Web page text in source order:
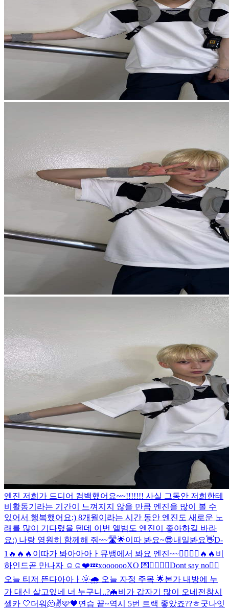
엔진 저희가 드디어 컴백했어요~~!!!!!!! 사실 그동안 저희한테
비활동기라는 기간이 느껴지지 않을 만큼 엔진을 많이 볼 수
있어서 행복했어요:) 8개월이라는 시간 동안 엔진도 새로운 노
래를 많이 기다렸을 텐데 이번 앨범도 엔진이 좋아하길 바라
요:) 나랑 영원히 함께해 줘~~🛣🌟이따 봐요~😎내일봐요👋D-
1🔥🔥🔥 이따가 봐아아아ㅏ 뮤뱅에서 봐요 엔진~~🙋‍♂️🙋‍♂️ 🔥🔥 비
하인드곧 만나자 ☺️☺️❤️💤xooooooXO 💌 🙅‍♂️🙆‍♂️Dont say no🙂‍↔️
오늘 티저 뜬다아아ㅏ 🌞🌧 오늘 자정 주목 🌟본가 내방에 누
가 대신 살고있네 너 누구니..?🦇비가 갑자기 많이 오네 전참시
셀카 🤍더워🫠✌️🩷🖤연습 끝~역시 5번 트랙 좋았죠??ㅎ굿나잇